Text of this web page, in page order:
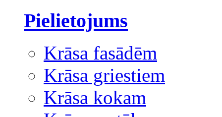
Pielietojums
Krāsa fasādēm
Krāsa griestiem
Krāsa kokam